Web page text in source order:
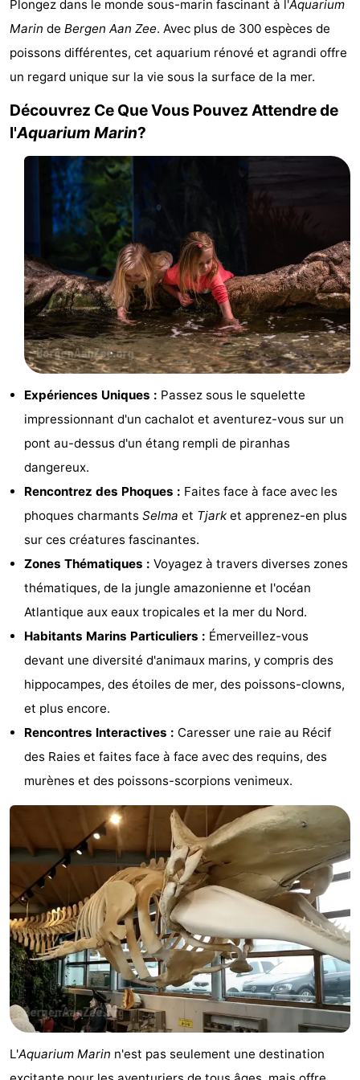
Egmont
Huize
Glory
Zeeparel
Campings
Chambre
-
Buiten
Woudhoeve
Duinpark
Egmond
Kustpark
Egmond
aan
Hôtels
Last
minutes
Plages
faire
Lieux
d'intérêt
Musées
-
Monuments
Points
vue
Attractions
Terrains
jeux
-
Parcours
de
mini-
golf
Villages
villes
Nature
Sports
Faire
du
vélo
-
Randonnée
-
Équitation
-
Terrains
de
golf
-
Surfen
-
Peche
Boire
Plongez dans le monde sous-marin fascinant à l'Aquarium
Marin de Bergen Aan Zee. Avec plus de 300 espèces de
poissons différentes, cet aquarium rénové et agrandi offre
un regard unique sur la vie sous la surface de la mer.
Découvrez Ce Que Vous Pouvez Attendre de
l'Aquarium Marin?
Expériences Uniques : Passez sous le squelette
impressionnant d'un cachalot et aventurez-vous sur un
pont au-dessus d'un étang rempli de piranhas
dangereux.
Rencontrez des Phoques : Faites face à face avec les
phoques charmants Selma et Tjark et apprenez-en plus
sur ces créatures fascinantes.
Zones Thématiques : Voyagez à travers diverses zones
thématiques, de la jungle amazonienne et l'océan
Atlantique aux eaux tropicales et la mer du Nord.
Habitants Marins Particuliers : Émerveillez-vous
devant une diversité d'animaux marins, y compris des
hippocampes, des étoiles de mer, des poissons-clowns,
et plus encore.
Rencontres Interactives : Caresser une raie au Récif
des Raies et faites face à face avec des requins, des
murènes et des poissons-scorpions venimeux.
L'Aquarium Marin n'est pas seulement une destination